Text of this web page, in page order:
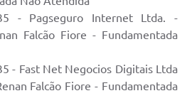
- Pagseguro Internet Ltda. -
Falcão Fiore - Fundamentada
- Fast Net Negocios Digitais Ltda
Falcão Fiore - Fundamentada